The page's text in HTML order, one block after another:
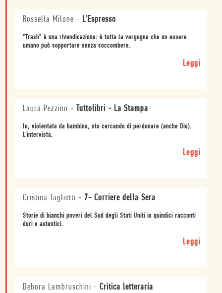
Rossella Milone - L'Espresso
"Trash" è una rivendicazione: è tutta la vergogna che un essere
umano può sopportare senza soccombere.
Leggi
Laura Pezzino - Tuttolibri - La Stampa
Io, violentata da bambina, sto cercando di perdonare (anche Dio).
L'intervista.
Leggi
Cristina Taglietti - 7- Corriere della Sera
Storie di bianchi poveri del Sud degli Stati Uniti in quindici racconti
duri e autentici.
Leggi
Debora Lambruschini - Critica letteraria